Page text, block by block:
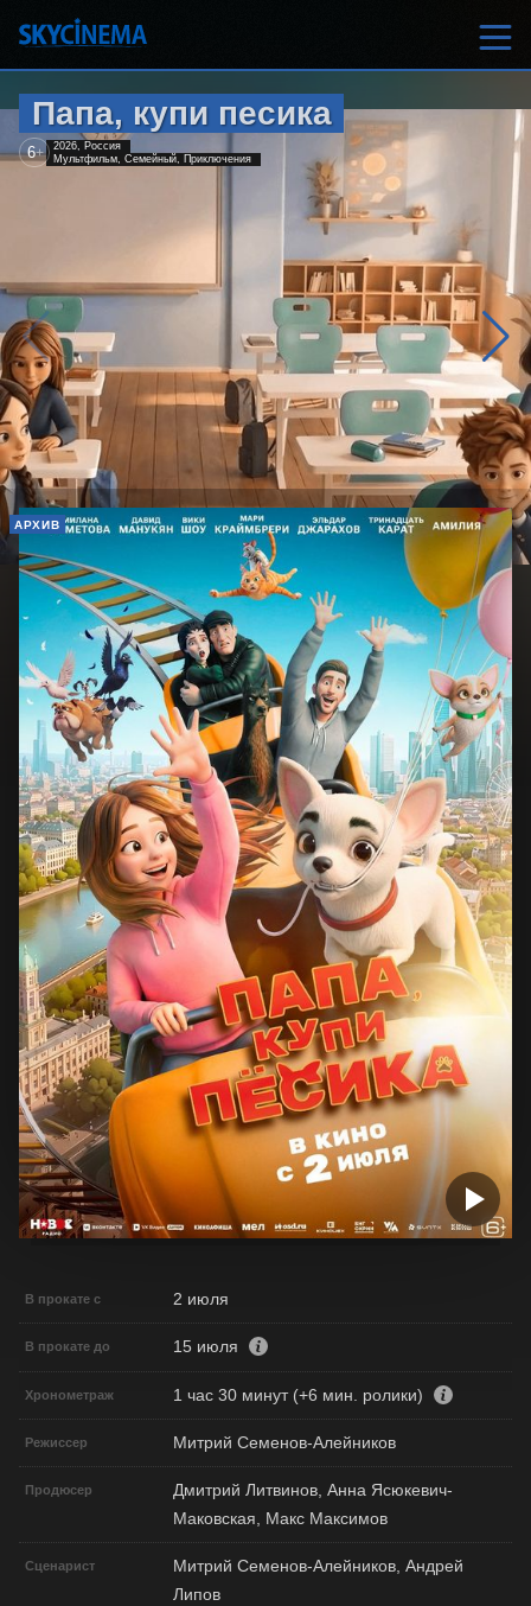
Папа, купи песика
6+
2026, Россия
Мультфильм, Семейный, Приключения
АРХИВ
В прокате с 2 июля
В прокате до 15 июля
Хронометраж 1 час 30 минут (+6 мин. ролики)
Режиссер Митрий Семенов-Алейников
Продюсер
Дмитрий Литвинов, Анна Ясюкевич-
Маковская, Макс Максимов
Сценарист
Митрий Семенов-Алейников, Андрей
Липов